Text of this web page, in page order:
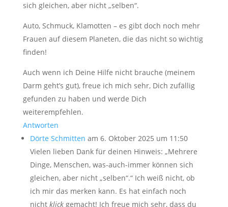
sich gleichen, aber nicht „selben“.
Auto, Schmuck, Klamotten – es gibt doch noch mehr
Frauen auf diesem Planeten, die das nicht so wichtig
finden!
Auch wenn ich Deine Hilfe nicht brauche (meinem
Darm geht’s gut), freue ich mich sehr, Dich zufällig
gefunden zu haben und werde Dich
weiterempfehlen.
Antworten
Dörte Schmitten am 6. Oktober 2025 um 11:50
Vielen lieben Dank für deinen Hinweis: „Mehrere
Dinge, Menschen, was-auch-immer können sich
gleichen, aber nicht „selben“.“ Ich weiß nicht, ob
ich mir das merken kann. Es hat einfach noch
nicht klickgemacht! Ich freue mich sehr, dass du